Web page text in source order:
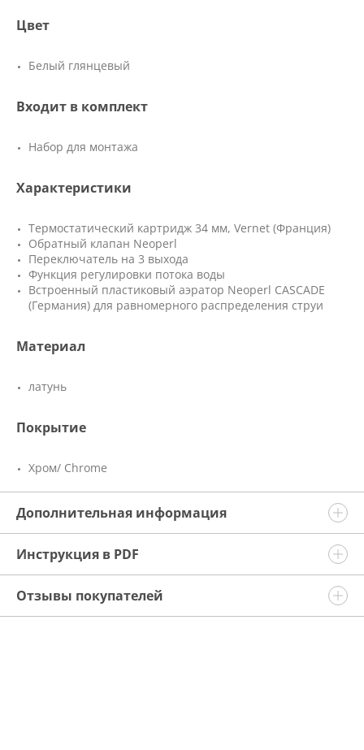
Цвет
Белый глянцевый
Входит в комплект
Набор для монтажа
Характеристики
Термостатический картридж 34 мм, Vernet (Франция)
Обратный клапан Neoperl
Переключатель на 3 выхода
Функция регулировки потока воды
Встроенный пластиковый аэратор Neoperl CASCADE
(Германия) для равномерного распределения струи
Материал
латунь
Покрытие
Хром/ Chrome
Дополнительная информация
Инструкция в PDF
Отзывы покупателей